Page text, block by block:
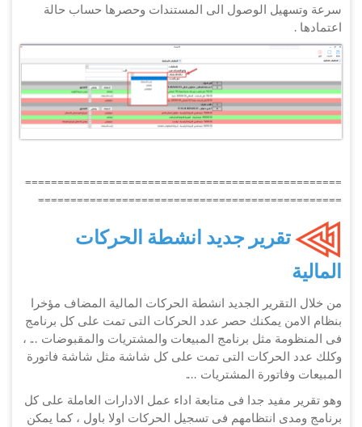
سرعة وتسهيل الوصول الى المستندات وحصرها حساب حالة
اعتمادها .
=================================================
===============================================
تقرير جديد انشطة الحركات
المالية
من خلال التقرير الجديد انشطة الحركات المالية المضاف مؤخرا
بنظام الامن يمكنك حصر عدد الحركات التى تمت على كل برنامج
فى المنظومة مثل برنامج المبيعات والمشتريات والمقبوضات ... ،
وكلك عدد الحركات التى تمت على كل شاشة مثل شاشة فاتورة
المبيعات وفاتورة المشتريات ....
وهو تقرير مفيد جدا فى متابعة اداء عمل الادارات العاملة على كل
برنامج ومدى انتظامهم فى تسجيل الحركات اولا باول ، كما يمكن